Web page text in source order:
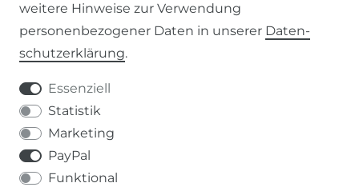
WIDERRUFSRECHT
IMPRESSUM
DATENSCHUTZERKLÄRUNG
037207-995665
weitere Hinweise zur Verwendung
personenbezogener Daten in unserer Daten­
schutz­erklärung.
Essenziell
Statistik
Marketing
PayPal
Funktional